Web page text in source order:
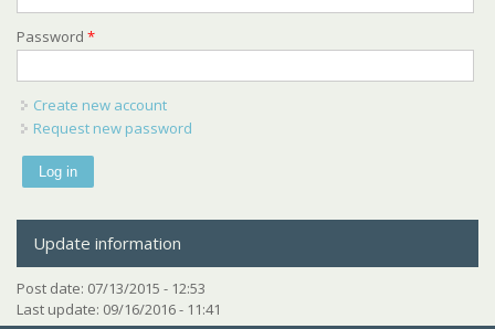
Password *
Create new account
Request new password
Update information
Post date: 07/13/2015 - 12:53
Last update: 09/16/2016 - 11:41